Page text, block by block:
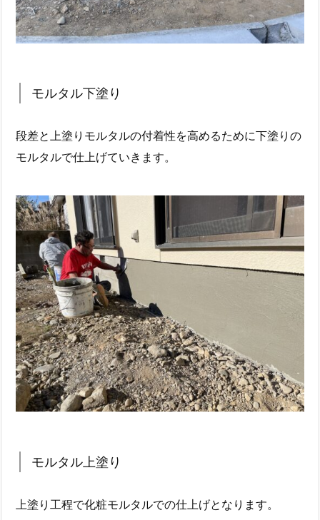
モルタル下塗り
段差と上塗りモルタルの付着性を高めるために下塗りの
モルタルで仕上げていきます。
モルタル上塗り
上塗り工程で化粧モルタルでの仕上げとなります。